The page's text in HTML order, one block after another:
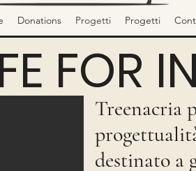
Donations Progetti Progetti
FOR
Treenacria
destinato a